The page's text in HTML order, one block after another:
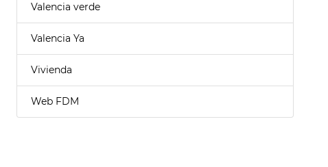
Valencia verde
Valencia Ya
Vivienda
Web FDM